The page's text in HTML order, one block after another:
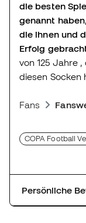
die besten
genannt
die ihnen und
Erfolg
von 125 Jahre
diesen Socken
Fans
COPA Football
Persönliche